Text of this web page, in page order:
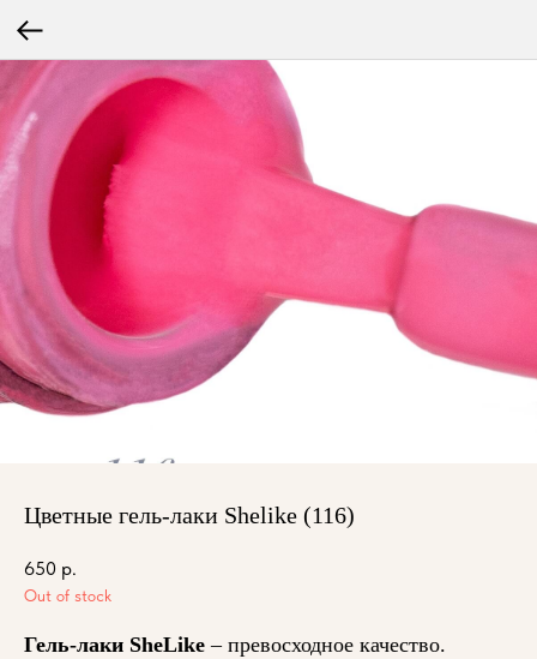
Цветные гель-лаки Shelike (116)
650 р.
Out of stock
Гель-лаки SheLike – превосходное качество.